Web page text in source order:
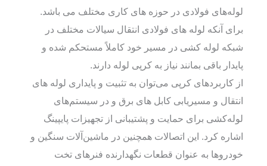
لوله‌های فولادی در حوزه های کاری مختلف می باشد.
برای آنکه لوله های فولادی انتقال سیالات مختلف در
شبکه لوله کشی در مسیر خود کاملاً مستحکم شده و
پایدار باقی بمانند نیاز به کرپی لوله دارند.
از کاربردهای کرپی می‌توان به تثبیت و پایداری لوله های
انتقال و مسیریابی کابل های برق و در سیستم‌های
لوله‌کشی برای حمایت و پشتیبانی از تجهیزات پایپینگ
اشاره کرد. این اتصالات همچنین در ماشین‌آلات سنگین و
خودروها به عنوان قطعات نگهدارنده فنرهای تخت